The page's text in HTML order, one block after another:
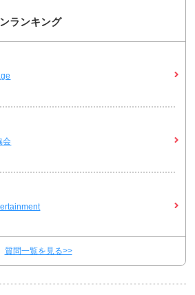
ランキング
会
質問一覧を見る>>